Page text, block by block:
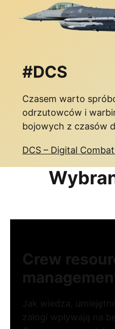
#DCS
Czasem warto
odrzutowców i
bojowych z czasów
DCS – Digital
Crew
Jak wiedza,
załogi wpływają na